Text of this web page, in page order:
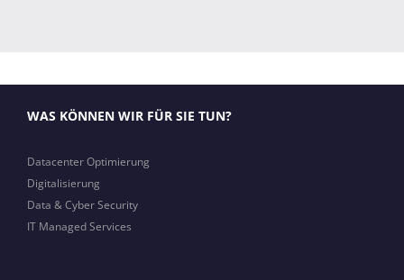
WAS KÖNNEN WIR FÜR SIE TUN?
Datacenter Optimierung
Digitalisierung
Data & Cyber Security
IT Managed Services